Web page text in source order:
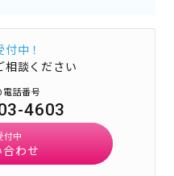
中！
相談ください
電話番号
4603
付中
合わせ